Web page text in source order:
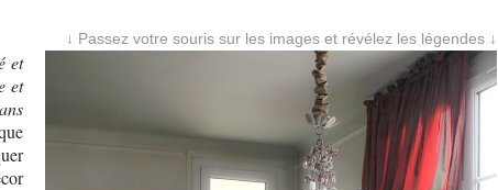
↓ Passez votre souris sur les images et révélez les légendes ↓
et
et